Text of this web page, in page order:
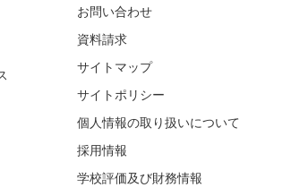
お問い合わせ
資料請求
サイトマップ
サイトポリシー
個人情報の取り扱いについて
採用情報
学校評価及び財務情報